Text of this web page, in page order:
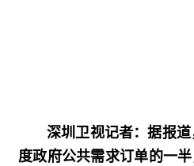
深圳卫视记者：据报
度政府公共需求订单的一